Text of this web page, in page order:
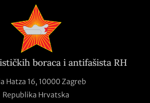
boraca i antifašista RH
Hatza 16, 10000 Zagreb
Republika Hrvatska